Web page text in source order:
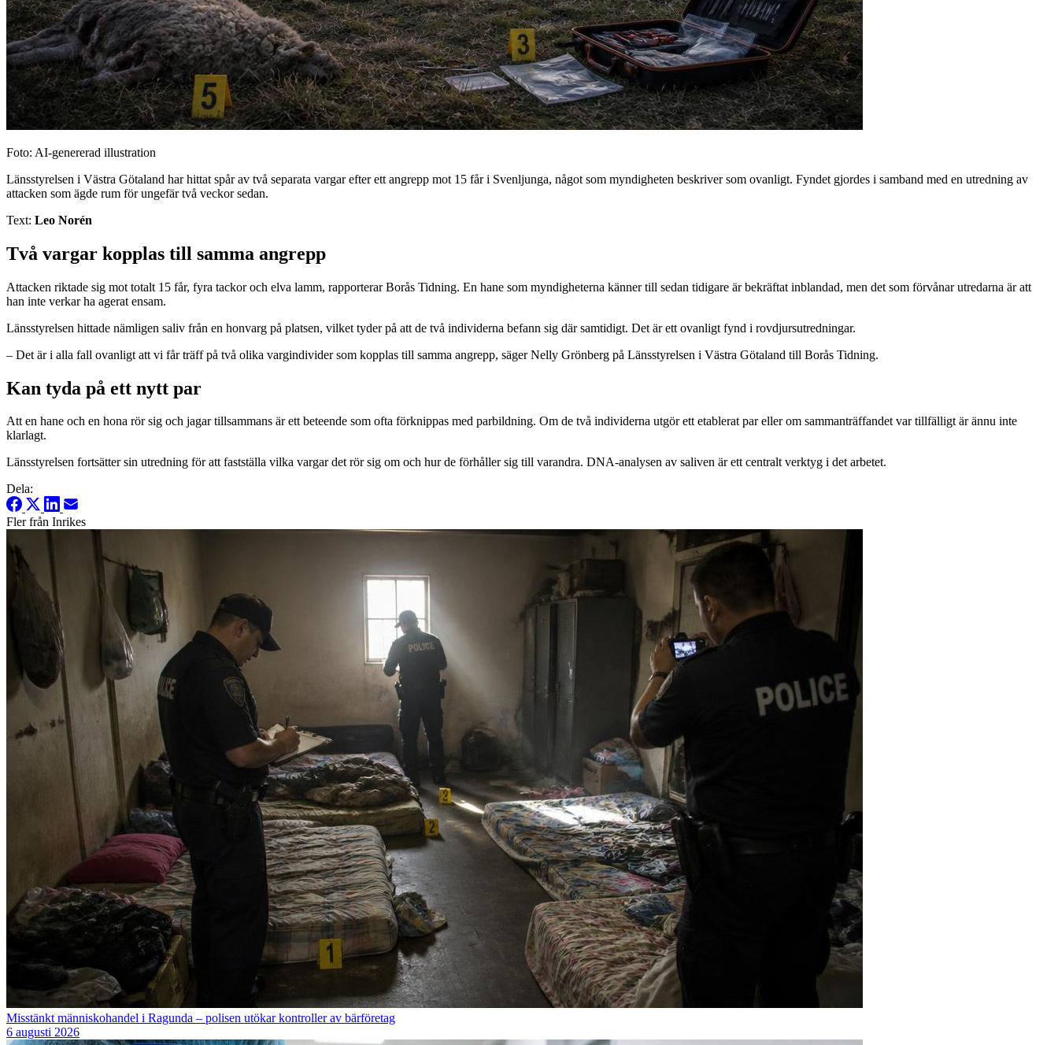
Foto: AI-genererad illustration
Länsstyrelsen i Västra Götaland har hittat spår av två separata vargar efter ett angrepp mot 15 får i Svenljunga, något som myndigheten beskriver som ovanligt. Fyndet gjordes i samband med en utredning av
attacken som ägde rum för ungefär två veckor sedan.
Text: Leo Norén
Två vargar kopplas till samma angrepp
Attacken riktade sig mot totalt 15 får, fyra tackor och elva lamm, rapporterar Borås Tidning. En hane som myndigheterna känner till sedan tidigare är bekräftat inblandad, men det som förvånar utredarna är att
han inte verkar ha agerat ensam.
Länsstyrelsen hittade nämligen saliv från en honvarg på platsen, vilket tyder på att de två individerna befann sig där samtidigt. Det är ett ovanligt fynd i rovdjursutredningar.
– Det är i alla fall ovanligt att vi får träff på två olika vargindivider som kopplas till samma angrepp, säger Nelly Grönberg på Länsstyrelsen i Västra Götaland till Borås Tidning.
Kan tyda på ett nytt par
Att en hane och en hona rör sig och jagar tillsammans är ett beteende som ofta förknippas med parbildning. Om de två individerna utgör ett etablerat par eller om sammanträffandet var tillfälligt är ännu inte
klarlagt.
Länsstyrelsen fortsätter sin utredning för att fastställa vilka vargar det rör sig om och hur de förhåller sig till varandra. DNA-analysen av saliven är ett centralt verktyg i det arbetet.
Dela:
Fler från Inrikes
Misstänkt människohandel i Ragunda – polisen utökar kontroller av bärföretag
6 augusti 2026